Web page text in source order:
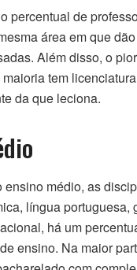
o percentual de
área em que
Além disso, o
tem
da que leciona.
ensino médio, as
língua
há um
ensino. Na maior